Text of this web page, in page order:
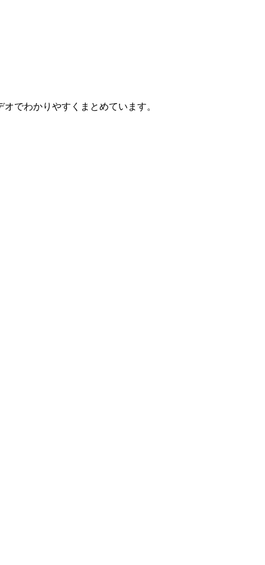
でわかりやすくまとめています。